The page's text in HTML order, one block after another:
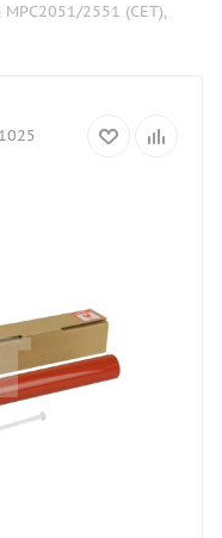
2551 (CET),